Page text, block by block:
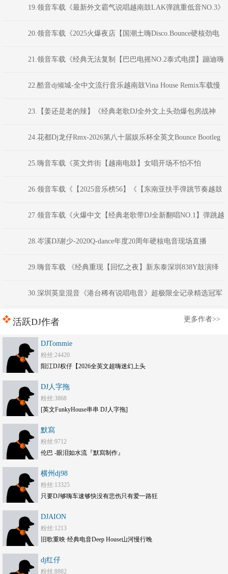
届“娱乐杯”蹦迪神曲串烧大赛》 DJ小雅
19.领音车载《最新外文霸气说唱越南鼓LAK弹跳重低音NO.3》
(Dj音少Mix)20.领音车载《2025火爆夜店【国潮土嗨Disco.Bounce硬核劲电
NO.11】弹跳重低音》(Dj音少Mix)
21.领音车载《经典无法复制【巴巴电摇NO.2泰式电摆】蹦迪嗨
曲》(Dj红仔Mix)
22.酷音dj倾城-全中文流行音乐越南鼓Vina House Remix车载慢
摇舞曲串烧23.【姜还是老的辣】《经典老歌DJ全外文上头劲爆包房战神
VIP嗨碟》-花都Dj龙仔ReMix
24.花都Dj龙仔Rmx-2026第八十届娱乐杯全英文Bounce Bootleg
至尊电音大碟25.嗨音车载《英文炸街【越南电鼓】女唱开场不怕不怕
VNHouse混音车载串烧大碟》 河南DJ彦航
26.领音车载《【2025音乐榜56】《【东南亚扶手弹跳节奏越鼓
专辑SQ版】》全英文VinaHouse音乐·以后非金币不可下载》志權调音师
27.领音车载《火爆中文【经典老歌带DJ全新翻唱NO.1】弹跳越
鼓电音》(Dj红仔Mix)
28.岑溪DJ谢少-2020Q-dance年度20周年硬核电音现场直播
29.嗨音车载 《经典重现【回忆之夜】新东泰深圳838Y鼓演绎
版商业气氛全英文串烧》河南DJ彦航
30.深圳英皇混音《港台稀有说唱电音》超极限全记录精选冠军
舞曲 DjKatie
活跃DJ作者 更多作者>>
DJTommie
粉丝:24420
阳江DJ权仔【2026全英文超嗨迷幻上头
DJ人字拖
粉丝:3868
[英文FunkyHouse串串 DJ人字拖]
默寫
粉丝:9712
伦巴 -眼泪如水流『默寫制作』
横州dj98
粉丝:13325
只要DJ够嗨车速够快没有悲伤只有爱一路狂
DJAION
粉丝:1213
旧歌重映·经典电音Deep House山河慢行晚
dj红仔
粉丝:8882